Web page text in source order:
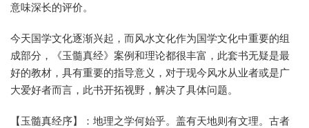
意味深长的评价。
今天国学文化逐渐兴起，而风水文化作为国学文化中重要的组
成部分，《玉髓真经》案例和理论都很丰富，此套书无疑是最
好的教材，具有重要的指导意义，对于现今风水从业者或是广
大爱好者而言，此书开拓视野，解决了具体问题。
【玉髓真经序】：地理之学何始乎。盖有天地则有文理。古者